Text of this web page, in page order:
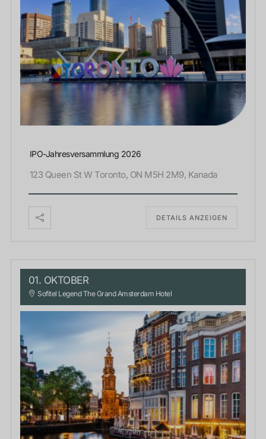
IPO-Jahresversammlung 2026
123 Queen St W Toronto, ON M5H 2M9, Kanada
DETAILS ANZEIGEN
01. OKTOBER
Sofitel Legend The Grand Amsterdam Hotel